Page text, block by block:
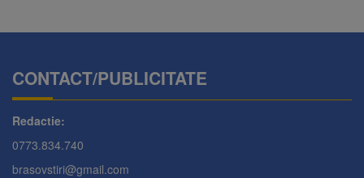
CONTACT/PUBLICITATE
Redactie:
0773.834.740
brasovstiri@gmail.com